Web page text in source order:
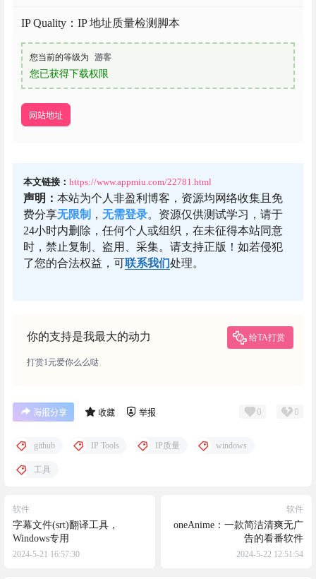
IP Quality：IP 地址质量检测脚本
您当前的等级为 游客
您已获得下载权限
网站地址
本文链接： https://www.appmiu.com/22781.html
声明： 本站为个人非盈利博客，资源均网络收集且免
费分享无限制 ， 无需登录。资源仅供测试学习，请于
24小时内删除，任何个人或组织，在未征得本站同意
时，禁止复制、盗用、采集。请支持正版！如若侵犯
了您的合法权益，可联系我们处理。
你的支持是我最大的动力 给TA打赏
打赏1元爱你么么哒
海报分享 收藏 举报 0 0
github IP Tools IP质量 windows
工具
软件
字幕文件(srt)翻译工具，
Windows专用
2024-5-21 16:57:30
软件
oneAnime：一款简洁清爽无广
告的看番软件
2024-5-22 12:51:54